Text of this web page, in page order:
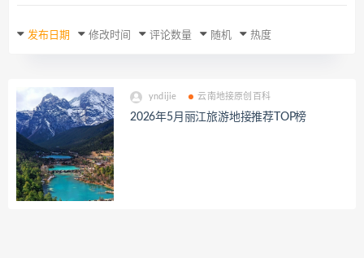
发布日期 修改时间 评论数量 随机 热度
yndijie 云南地接原创百科
2026年5月丽江旅游地接推荐TOP榜